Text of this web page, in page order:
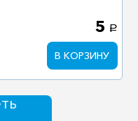
5 a
В КОРЗИНУ